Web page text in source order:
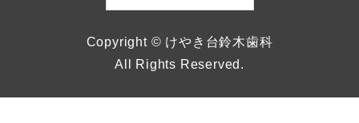
Copyright © けやき台鈴木歯科
All Rights Reserved.